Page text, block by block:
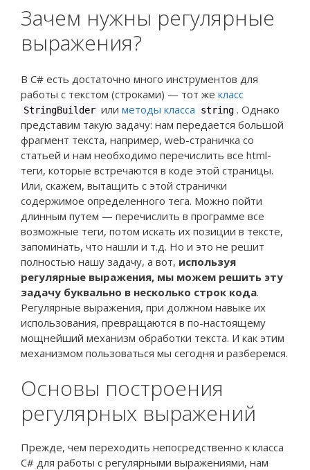
Зачем нужны регулярные
выражения?
В C# есть достаточно много инструментов для
работы с текстом (строками) — тот же класс
StringBuilder или методы класса string . Однако
представим такую задачу: нам передается большой
фрагмент текста, например, web-страничка со
статьей и нам необходимо перечислить все html-
теги, которые встречаются в коде этой страницы.
Или, скажем, вытащить с этой странички
содержимое определенного тега. Можно пойти
длинным путем — перечислить в программе все
возможные теги, потом искать их позиции в тексте,
запоминать, что нашли и т.д. Но и это не решит
полностью нашу задачу, а вот, используя
регулярные выражения, мы можем решить эту
задачу буквально в несколько строк кода.
Регулярные выражения, при должном навыке их
использования, превращаются в по-настоящему
мощнейший механизм обработки текста. И как этим
механизмом пользоваться мы сегодня и разберемся.
Основы построения
регулярных выражений
Прежде, чем переходить непосредственно к класса
C# для работы с регулярными выражениями, нам